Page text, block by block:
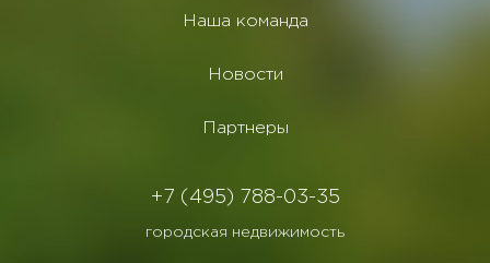
Наша команда
Новости
Партнеры
+7 (495) 788-03-35
городская недвижимость